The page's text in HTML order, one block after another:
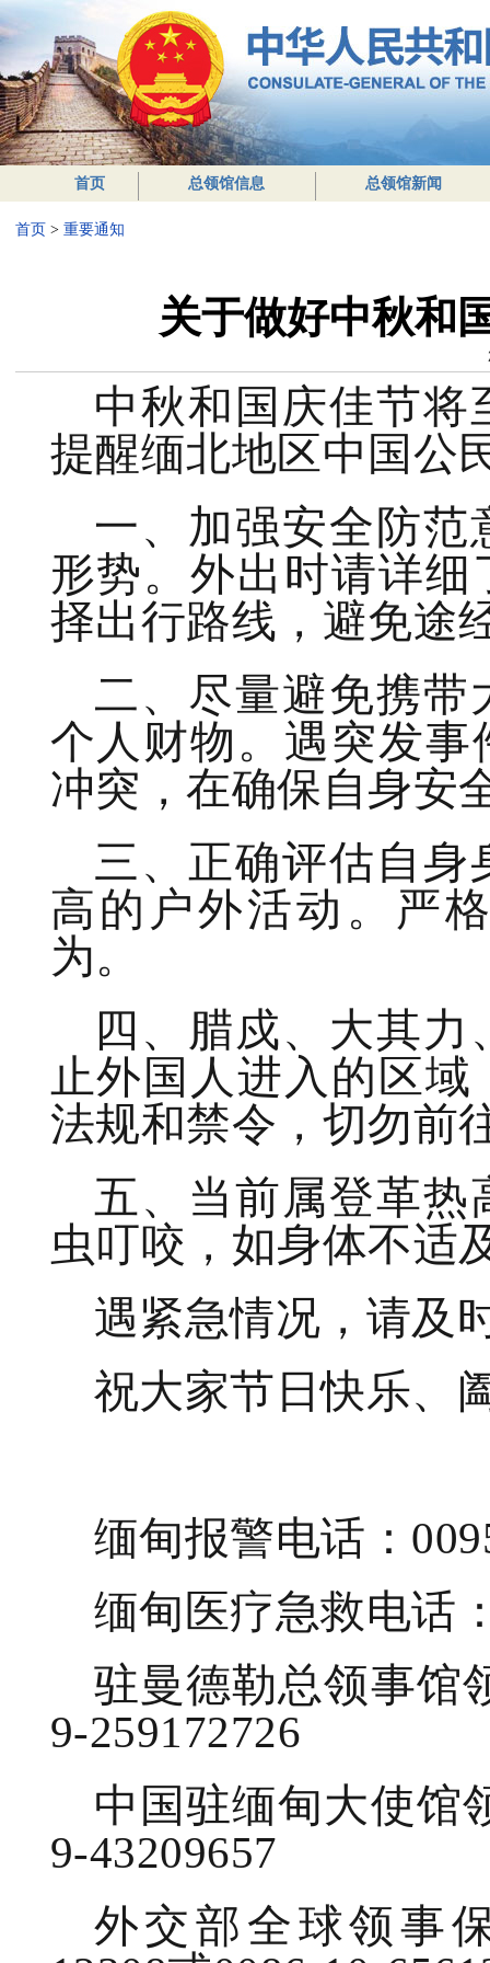
首页 总领馆信息 总领馆新闻
首页 > 重要通知
关于做好中秋和
中秋和国庆佳节将
提醒缅北地区中国公
一、加强安全防范
形势。外出时请详
择出行路线，避免途
二、尽量避免携带
个人财物。遇突发
冲突，在确保自身安
三、正确评估自
高的户外活动。严
为。
四、腊戍、大其
止外国人进入的区
法规和禁令，切勿前
五、当前属登革热
虫叮咬，如身体不适
遇紧急情况，请及
祝大家节日快乐、
缅甸报警电话：
缅甸医疗急救电话
驻曼德勒总领事馆
9-259172726
中国驻缅甸大使馆
9-43209657
外交部全球领事